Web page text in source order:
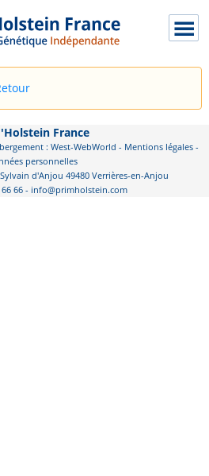
France
: West-WebWorld - Mentions légales-
personnelles
d'Anjou 49480 Verrières-en-Anjou
66 66 - info@primholstein.com